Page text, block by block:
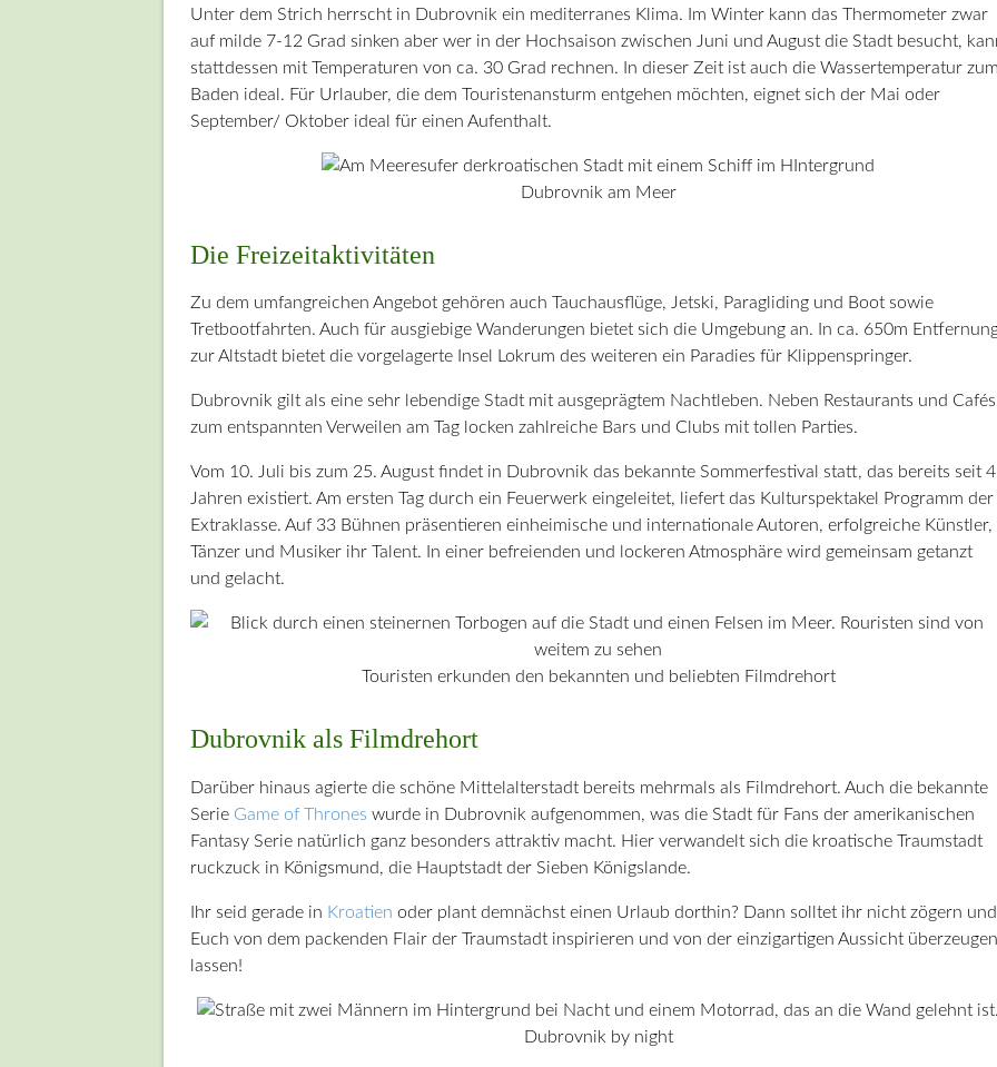
Unter dem Strich herrscht in Dubrovnik ein mediterranes Klima. Im Winter kann das Thermometer zwar
auf milde 7-12 Grad sinken aber wer in der Hochsaison zwischen Juni und August die Stadt besucht,
stattdessen mit Temperaturen von ca. 30 Grad rechnen. In dieser Zeit ist auch die Wassertemperatur
Baden ideal. Für Urlauber, die dem Touristenansturm entgehen möchten, eignet sich der Mai oder
September/ Oktober ideal für einen Aufenthalt.
Dubrovnik am Meer
Die Freizeitaktivitäten
Zu dem umfangreichen Angebot gehören auch Tauchausflüge, Jetski, Paragliding und Boot sowie
Tretbootfahrten. Auch für ausgiebige Wanderungen bietet sich die Umgebung an. In ca. 650m
zur Altstadt bietet die vorgelagerte Insel Lokrum des weiteren ein Paradies für Klippenspringer.
Dubrovnik gilt als eine sehr lebendige Stadt mit ausgeprägtem Nachtleben. Neben Restaurants und Cafés
zum entspannten Verweilen am Tag locken zahlreiche Bars und Clubs mit tollen Parties.
Vom 10. Juli bis zum 25. August findet in Dubrovnik das bekannte Sommerfestival statt, das bereits seit
Jahren existiert. Am ersten Tag durch ein Feuerwerk eingeleitet, liefert das Kulturspektakel Programm der
Extraklasse. Auf 33 Bühnen präsentieren einheimische und internationale Autoren, erfolgreiche Künstler,
Tänzer und Musiker ihr Talent. In einer befreienden und lockeren Atmosphäre wird gemeinsam getanzt
und gelacht.
Touristen erkunden den bekannten und beliebten Filmdrehort
Dubrovnik als Filmdrehort
Darüber hinaus agierte die schöne Mittelalterstadt bereits mehrmals als Filmdrehort. Auch die bekannte
Serie Game of Thrones wurde in Dubrovnik aufgenommen, was die Stadt für Fans der amerikanischen
Fantasy Serie natürlich ganz besonders attraktiv macht. Hier verwandelt sich die kroatische Traumstadt
ruckzuck in Königsmund, die Hauptstadt der Sieben Königslande.
Ihr seid gerade in Kroatien oder plant demnächst einen Urlaub dorthin? Dann solltet ihr nicht zögern und
Euch von dem packenden Flair der Traumstadt inspirieren und von der einzigartigen Aussicht überzeugen
lassen!
Dubrovnik by night